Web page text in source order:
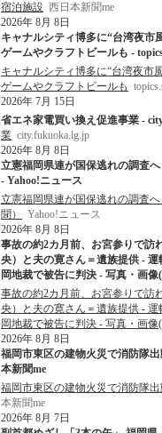
宿泊施設 西日本新聞me
2026年 8月 8日
キャナルシティ博多に“台湾夜市
ゲームやクラフトビールも -
キャナルシティ博多に“台湾夜市
ゲームやクラフトビールも
2026年 7月 15日
省エネ家電買い換え促進事業 -
業 city.fukuoka.lg.jp
2026年 8月 8日
立憲福岡県連が国保逃れの調査
- Yahoo!ニュース
立憲福岡県連が国保逃れの調査
聞）
Yahoo!ニュース
2026年 8月 8日
事故の約2カ月前、お宮参りで訪
央）と夫の寛さん＝遺族提供 -
岡地裁で被告に判決 - 写真・画像
事故の約2カ月前、お宮参りで訪
央）と夫の寛さん＝遺族提供 -
岡地裁で被告に判決 - 写真・画像
2026年 8月 8日
福岡市東区の建物火災で消防隊
本新聞me
福岡市東区の建物火災で消防隊
本新聞me
2026年 8月 7日